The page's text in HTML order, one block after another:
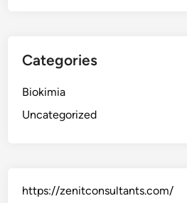
Categories
Biokimia
Uncategorized
https://zenitconsultants.com/